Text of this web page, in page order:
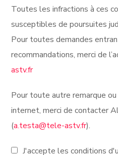
Toutes les infractions à ces
susceptibles de poursuites
Pour toutes demandes
recommandations, merci de
astv.fr
Pour toute autre remarque
internet, merci de contacter
(a.testa@tele-astv.fr).
J'accepte les conditions